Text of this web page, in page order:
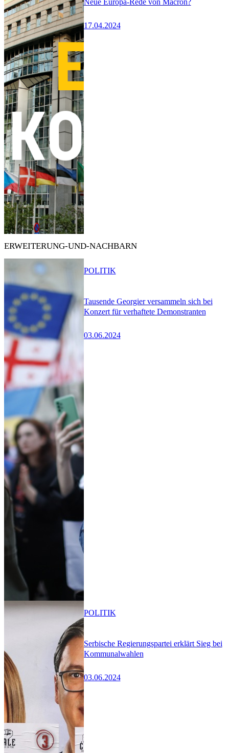
Neue Europa-Rede von Macron?
17.04.2024
ERWEITERUNG-UND-NACHBARN
Tausende Georgier versammeln sich bei
Konzert für verhaftete Demonstranten
03.06.2024
POLITIK
Serbische Regierungspartei erklärt Sieg bei
Kommunalwahlen
03.06.2024
POLITIK